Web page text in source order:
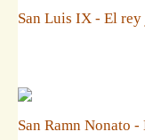
San Luis IX - El rey
San Ramn Nonato